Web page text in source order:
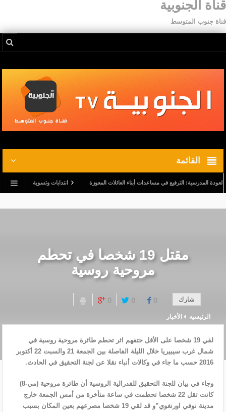
قناة الجنوبية
قناة جنوب المتوسط
القائمة
المدرسية: الترفيع في مساعدات أبناء العائلات المعوزة انتدابات وتسوية وضعيات.. وترفيع
مقتل 19 شخصا في تحطم
مروحية روسية
شارك 0
0
0
الرئيسيه الأخبار
لقي 19 شخصا على الأقل حتفهم اثر تحطم طائرة مروحية روسية في
شمال غرب سيبيريا خلال الليلة الفاصلة بين الجمعة 21 والسبت 22 أكتوبر
2016 حسب ما جاء في وكالات أنباء نقلا عن لجنة التحقيق في الحادث.
وجاء في بيان للجنة التحقيق للفدرالية الروسية أن طائرة مروحية (مي-8)
كانت تقل 22 شخصا تحطمت في ساعة متأخرة من أمس الجمعة خارج
مدينة نوفي اورنغوي”و قد لقي 19 شخصا مصرعهم بعين المكان بسبب